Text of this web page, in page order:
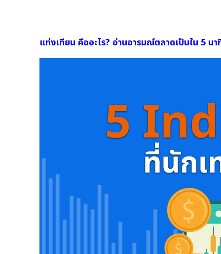
แท่งเทียน คืออะไร? อ่านอารมณ์ตลาดเป็นใน 5 นา